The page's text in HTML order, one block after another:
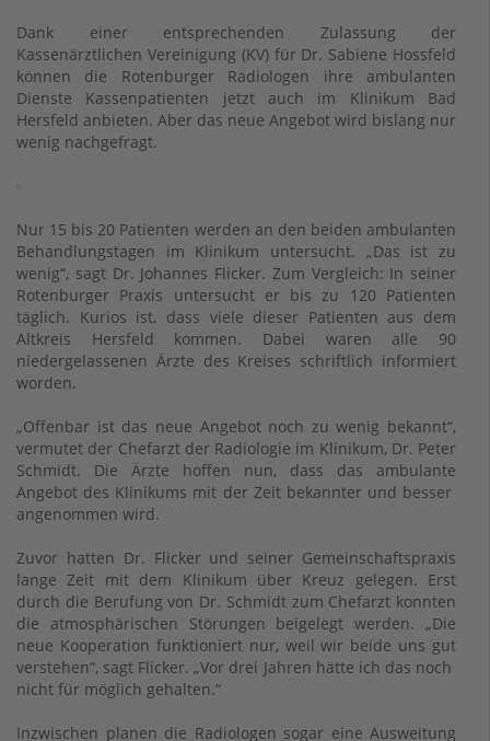
Dank einer entsprechenden Zulassung der
Kassenärztlichen Vereinigung (KV) für Dr. Sabiene Hossfeld
können die Rotenburger Radiologen ihre ambulanten
Dienste Kassenpatienten jetzt auch im Klinikum Bad
Hersfeld anbieten. Aber das neue Angebot wird bislang nur
wenig nachgefragt.
Nur 15 bis 20 Patienten werden an den beiden ambulanten
Behandlungstagen im Klinikum untersucht. „Das ist zu
wenig“, sagt Dr. Johannes Flicker. Zum Vergleich: In seiner
Rotenburger Praxis untersucht er bis zu 120 Patienten
täglich. Kurios ist, dass viele dieser Patienten aus dem
Altkreis Hersfeld kommen. Dabei waren alle 90
niedergelassenen Ärzte des Kreises schriftlich informiert
worden.
„Offenbar ist das neue Angebot noch zu wenig bekannt“,
vermutet der Chefarzt der Radiologie im Klinikum, Dr. Peter
Schmidt. Die Ärzte hoffen nun, dass das ambulante
Angebot des Klinikums mit der Zeit bekannter und besser
angenommen wird.
Zuvor hatten Dr. Flicker und seiner Gemeinschaftspraxis
lange Zeit mit dem Klinikum über Kreuz gelegen. Erst
durch die Berufung von Dr. Schmidt zum Chefarzt konnten
die atmosphärischen Störungen beigelegt werden. „Die
neue Kooperation funktioniert nur, weil wir beide uns gut
verstehen“, sagt Flicker. „Vor drei Jahren hätte ich das noch
nicht für möglich gehalten.“
Inzwischen planen die Radiologen sogar eine Ausweitung